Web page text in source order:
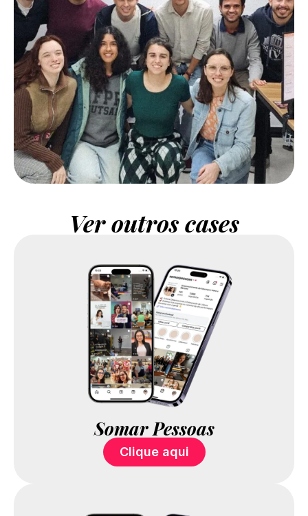
Ver outros cases
Somar Pessoas
Clique aqui